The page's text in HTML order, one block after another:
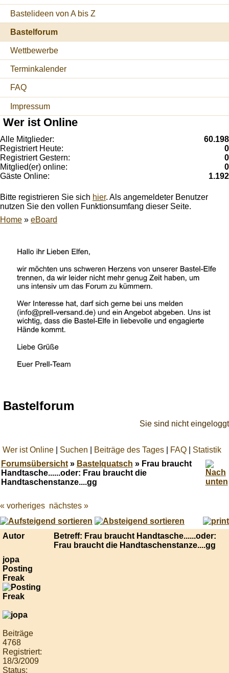
Bastelideen von A bis Z
Bastelforum
Wettbewerbe
Terminkalender
FAQ
Impressum
Wer ist Online
Alle Mitglieder:
60.198
Registriert Heute:
0
Registriert Gestern:
0
Mitglied(er) online:
0
Gäste Online:
1.192
Bitte registrieren Sie sich hier. Als angemeldeter Benutzer
nutzen Sie den vollen Funktionsumfang dieser Seite.
Home » eBoard
Bastelforum
Sie sind nicht eingeloggt
Wer ist Online Suchen Beiträge des Tages FAQ
Statistik
Forumsübersicht» Bastelquatsch » Frau braucht
Handtasche......oder: Frau braucht die
Handtaschenstanze....gg
Best
online
live
casino
« vorheriges nächstes »
Autor
Betreff: Frau braucht Handtasche......oder:
Frau braucht die Handtaschenstanze....gg
jopa
Posting
Freak
Beiträge
4768
Registriert:
18/3/2009
Status: